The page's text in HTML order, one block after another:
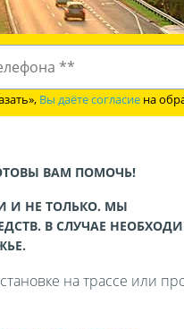
Вы даёте согласие на
ВАМ ПОМОЧЬ!
И НЕ ТОЛЬКО. МЫ
В СЛУЧАЕ
на трассе или